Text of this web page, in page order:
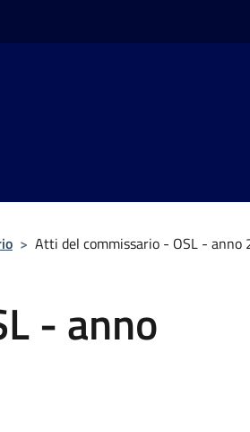
> Atti del commissario - OSL - anno
- anno